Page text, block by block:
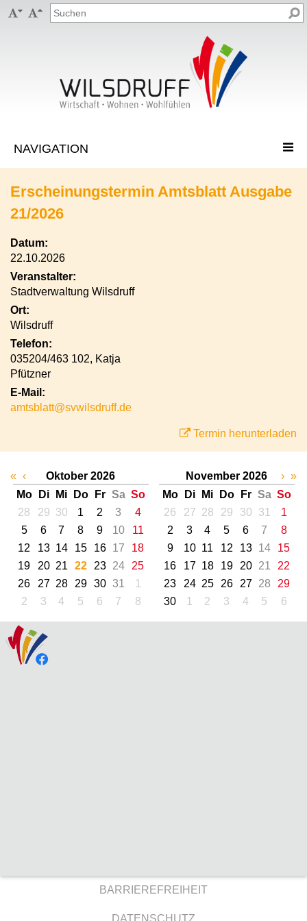
 
Erscheinungstermin Amtsblatt Ausgabe
21/2026
Datum:
22.10.2026
Veranstalter:
Stadtverwaltung Wilsdruff
Ort:
Wilsdruff
Telefon:
035204/463 102, Katja
Pfützner
E-Mail:
amtsblatt@svwilsdruff.de
Termin herunterladen
« ‹
Oktober 2026
Mo
Di Mi Do Fr Sa So
28
29 30 1 2 3
4
5
6 7 8 9 10
11
12
13 14 15 16 17
18
19
20 21 22 23 24
25
26
27 28 29 30 31
1
2
3 4 5 6 7 8
November 2026
Mo
Di Mi Do Fr Sa So
26
27 28 29 30 31
1
2
3 4 5 6 7
8
9
10 11 12 13 14
15
16
17 18 19 20 21
22
23
24 25 26 27 28
29
30
1 2 3 4 5 6
› »
BARRIEREFREIHEIT
DATENSCHUTZ